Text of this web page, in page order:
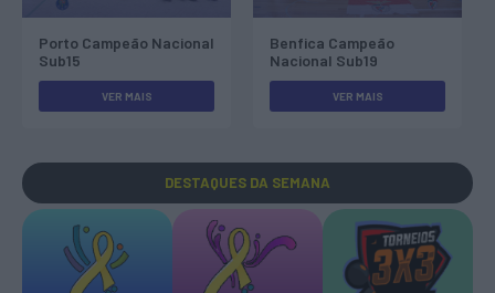
Porto Campeão Nacional
Sub15
VER MAIS
Benfica Campeão
Nacional Sub19
VER MAIS
DESTAQUES DA SEMANA